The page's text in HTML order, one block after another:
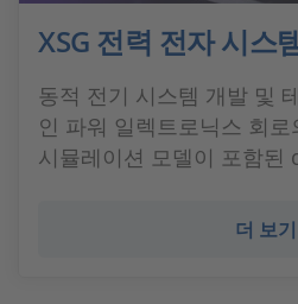
XSG 전력 전자 시스
동적 전기 시스템 개발 및
인 파워 일렉트로닉스 회
시뮬레이션 모델이 포함된
더 보기